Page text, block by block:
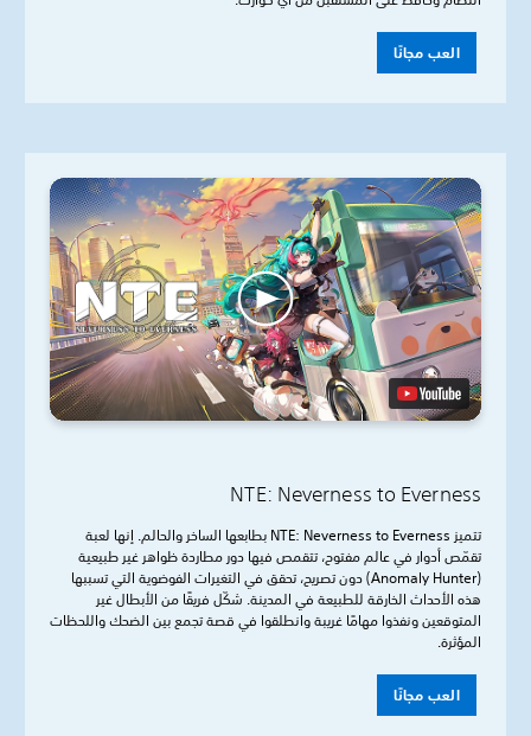
العب مجانًا
NTE: Neverness to Everness
تتميز NTE: Neverness to Everness بطابعها الساخر والحالم. إنها لعبة
تقمّص أدوار في عالم مفتوح، تتقمص فيها دور مطاردة ظواهر غير طبيعية
(Anomaly Hunter) دون تصريح، تحقق في التغيرات الفوضوية التي تسببها
هذه الأحداث الخارقة للطبيعة في المدينة. شكّل فريقًا من الأبطال غير
المتوقعين ونفذوا مهامًا غريبة وانطلقوا في قصة تجمع بين الضحك واللحظات
المؤثرة.
العب مجانًا